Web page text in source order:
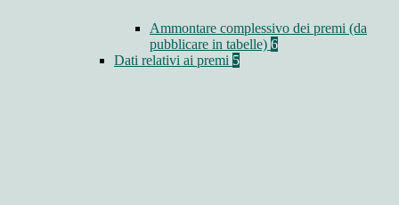
Ammontare complessivo dei premi (da
pubblicare in tabelle) 6
Dati relativi ai premi 5